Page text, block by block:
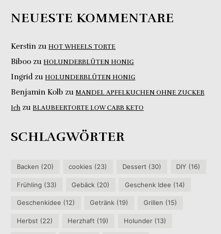
NEUESTE KOMMENTARE
Kerstin zuHOT WHEELS TORTE
Biboo zuHOLUNDERBLÜTEN HONIG
IngridzuHOLUNDERBLÜTEN HONIG
Benjamin Kolb zuMANDEL APFELKUCHEN OHNE ZUCKER
Ich zuBLAUBEERTORTE LOW CARB KETO
SCHLAGWÖRTER
Backen (20) cookies (23) Dessert (30) DIY (16)
Frühling (33) Gebäck (20) Geschenk Idee (14)
Geschenkidee (12) Getränk (19) Grillen (15)
Herbst (22) Herzhaft (19) Holunder(13)